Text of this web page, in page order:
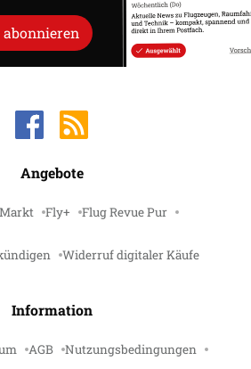
Angebote
Markt Fly+ Flug Revue Pur
Widerruf digitaler Käufe
Information
AGB Nutzungsbedingungen